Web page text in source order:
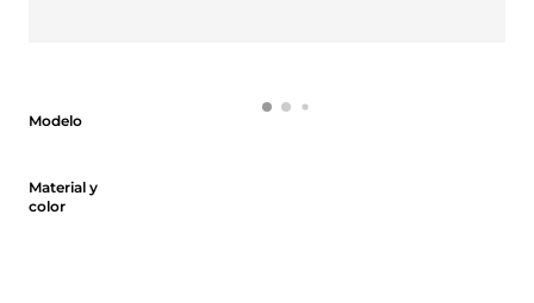
Modelo
Material y
color